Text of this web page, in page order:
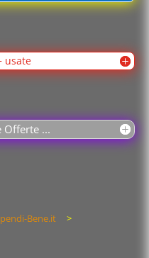
usate
Offerte ...
Bene.it
>